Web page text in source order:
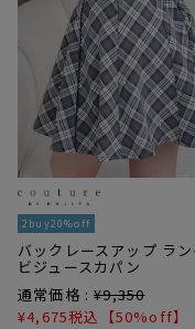
2buy20%off
バックレースアップ ラ
ビジュースカパン
通常価格 : ¥9,350
¥4,675税込 【50%off】